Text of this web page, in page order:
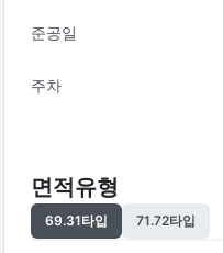
준공일
주차
면적유형
69.31타입 71.72타입